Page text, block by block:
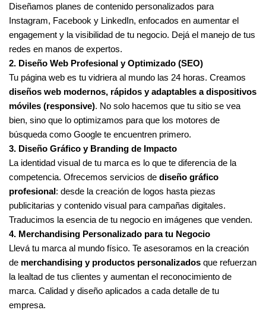
Diseñamos planes de contenido personalizados para
Instagram, Facebook y LinkedIn, enfocados en aumentar el
engagement y la visibilidad de tu negocio. Dejá el manejo de tus
redes en manos de expertos.
2. Diseño Web Profesional y Optimizado (SEO)
Tu página web es tu vidriera al mundo las 24 horas. Creamos
diseños web modernos, rápidos y adaptables a dispositivos
móviles (responsive). No solo hacemos que tu sitio se vea
bien, sino que lo optimizamos para que los motores de
búsqueda como Google te encuentren primero.
3. Diseño Gráfico y Branding de Impacto
La identidad visual de tu marca es lo que te diferencia de la
competencia. Ofrecemos servicios de diseño gráfico
profesional: desde la creación de logos hasta piezas
publicitarias y contenido visual para campañas digitales.
Traducimos la esencia de tu negocio en imágenes que venden.
4. Merchandising Personalizado para tu Negocio
Llevá tu marca al mundo físico. Te asesoramos en la creación
de merchandising y productos personalizados que refuerzan
la lealtad de tus clientes y aumentan el reconocimiento de
marca. Calidad y diseño aplicados a cada detalle de tu
empresa.